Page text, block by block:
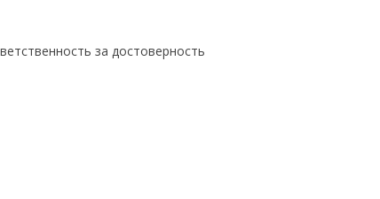
за достоверность